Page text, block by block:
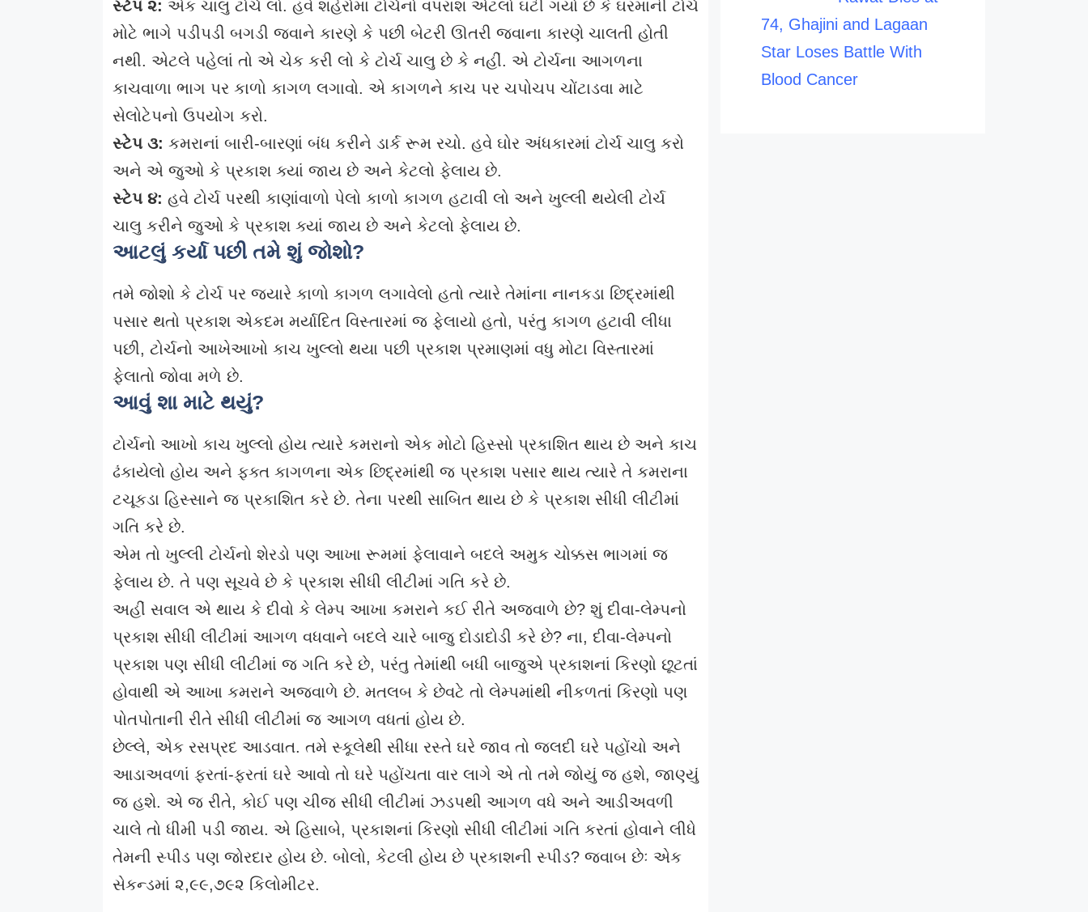
સ્ટેપ ૨: એક ચાલુ ટોર્ચ લો. હવે શહેરોમાં ટોર્ચનો વપરાશ એટલો ઘટી ગયો છે કે ઘરમાંની ટોર્ચ
મોટે ભાગે પડીપડી બગડી જવાને કારણે કે પછી બેટરી ઊતરી જવાના કારણે ચાલતી હોતી
નથી. એટલે પહેલાં તો એ ચેક કરી લો કે ટોર્ચ ચાલુ છે કે નહીં. એ ટોર્ચના આગળના
કાચવાળા ભાગ પર કાળો કાગળ લગાવો. એ કાગળને કાચ પર ચપોચપ ચોંટાડવા માટે
સેલોટેપનો ઉપયોગ કરો.
સ્ટેપ ૩: કમરાનાં બારી-બારણાં બંધ કરીને ડાર્ક રૂમ રચો. હવે ઘોર અંધકારમાં ટોર્ચ ચાલુ કરો
અને એ જુઓ કે પ્રકાશ ક્યાં જાય છે અને કેટલો ફેલાય છે.
સ્ટેપ ૪: હવે ટોર્ચ પરથી કાણાંવાળો પેલો કાળો કાગળ હટાવી લો અને ખુલ્લી થયેલી ટોર્ચ
ચાલુ કરીને જુઓ કે પ્રકાશ ક્યાં જાય છે અને કેટલો ફેલાય છે.
આટલું કર્યા પછી તમે શું જોશો?
તમે જોશો કે ટોર્ચ પર જ્યારે કાળો કાગળ લગાવેલો હતો ત્યારે તેમાંના નાનકડા છિદ્રમાંથી
પસાર થતો પ્રકાશ એકદમ મર્યાદિત વિસ્તારમાં જ ફેલાયો હતો, પરંતુ કાગળ હટાવી લીધા
પછી, ટોર્ચનો આખેઆખો કાચ ખુલ્લો થયા પછી પ્રકાશ પ્રમાણમાં વધુ મોટા વિસ્તારમાં
ફેલાતો જોવા મળે છે.
આવું શા માટે થયું?
ટોર્ચનો આખો કાચ ખુલ્લો હોય ત્યારે કમરાનો એક મોટો હિસ્સો પ્રકાશિત થાય છે અને કાચ
ઢંકાયેલો હોય અને ફક્ત કાગળના એક છિદ્રમાંથી જ પ્રકાશ પસાર થાય ત્યારે તે કમરાના
ટચૂકડા હિસ્સાને જ પ્રકાશિત કરે છે. તેના પરથી સાબિત થાય છે કે પ્રકાશ સીધી લીટીમાં
ગતિ કરે છે.
એમ તો ખુલ્લી ટોર્ચનો શેરડો પણ આખા રૂમમાં ફેલાવાને બદલે અમુક ચોક્કસ ભાગમાં જ
ફેલાય છે. તે પણ સૂચવે છે કે પ્રકાશ સીધી લીટીમાં ગતિ કરે છે.
અહીં સવાલ એ થાય કે દીવો કે લેમ્પ આખા કમરાને કઈ રીતે અજવાળે છે? શું દીવા-લેમ્પનો
પ્રકાશ સીધી લીટીમાં આગળ વધવાને બદલે ચારે બાજુ દોડાદોડી કરે છે? ના, દીવા-લેમ્પનો
પ્રકાશ પણ સીધી લીટીમાં જ ગતિ કરે છે, પરંતુ તેમાંથી બધી બાજુએ પ્રકાશનાં કિરણો છૂટતાં
હોવાથી એ આખા કમરાને અજવાળે છે. મતલબ કે છેવટે તો લેમ્પમાંથી નીકળતાં કિરણો પણ
પોતપોતાની રીતે સીધી લીટીમાં જ આગળ વધતાં હોય છે.
છેલ્લે, એક રસપ્રદ આડવાત. તમે સ્કૂલેથી સીધા રસ્તે ઘરે જાવ તો જલદી ઘરે પહોંચો અને
આડાઅવળાં ફરતાં-ફરતાં ઘરે આવો તો ઘરે પહોંચતા વાર લાગે એ તો તમે જોયું જ હશે, જાણ્યું
જ હશે. એ જ રીતે, કોઈ પણ ચીજ સીધી લીટીમાં ઝડપથી આગળ વધે અને આડીઅવળી
ચાલે તો ધીમી પડી જાય. એ હિસાબે, પ્રકાશનાં કિરણો સીધી લીટીમાં ગતિ કરતાં હોવાને લીધે
તેમની સ્પીડ પણ જોરદાર હોય છે. બોલો, કેટલી હોય છે પ્રકાશની સ્પીડ? જવાબ છેઃ એક
સેકન્ડમાં ૨,૯૯,૭૯૨ કિલોમીટર.
74, Ghajini and Lagaan
Star Loses Battle With
Blood Cancer